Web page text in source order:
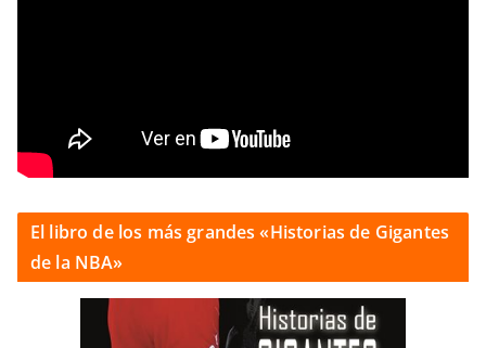
El libro de los más grandes «Historias de Gigantes
de la NBA»